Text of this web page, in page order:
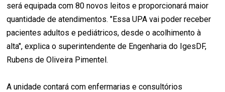
será equipada com 80 novos leitos e proporcionará maior
quantidade de atendimentos. "Essa UPA vai poder receber
pacientes adultos e pediátricos, desde o acolhimento à
alta", explica o superintendente de Engenharia do IgesDF,
Rubens de Oliveira Pimentel.
A unidade contará com enfermarias e consultórios